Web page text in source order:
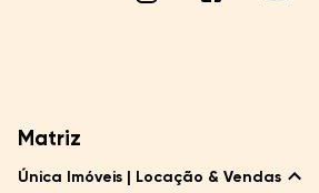
Matriz
Única Imóveis | Locação & Vendas